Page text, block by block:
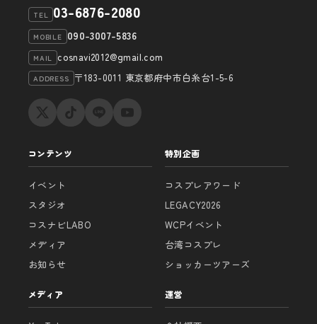
TEL 03-6876-2080
MOBILE 090-3007-5836
MAIL cosnavi2012@gmail.com
ADDRESS 〒183-0011 東京都府中市白糸台1-5-6
コンテンツ
イベント
スタジオ
コスナビLABO
メディア
お知らせ
特別企画
コスプレアワード
LEGACY2026
WCPイベント
台湾コスプレ
ショッカーツアーズ
メディア 運営